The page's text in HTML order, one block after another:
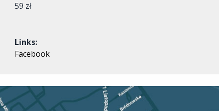
59 zł
Links:
Facebook